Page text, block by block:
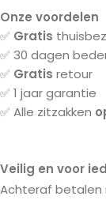
Onze voordelen
✅ Gratis
✅ 30 dagen
✅ Gratis retour
✅ 1 jaar garantie
✅ Alle zitzakken
Veilig en voor
Achteraf betalen